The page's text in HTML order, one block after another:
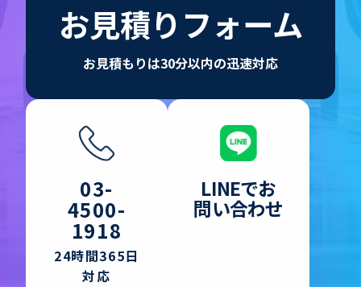
お見積りフォーム
お見積もりは30分以内の迅速対応
03-
4500-
1918
24時間365日
対応
LINEでお
問い合わせ